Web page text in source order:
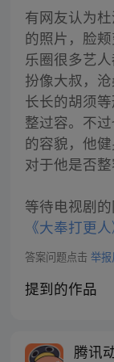
有网友认为
的照片，脸
乐圈很多艺
扮像大叔，
长长的胡须
整过容。不
的容貌，他
对于他是否整
等待电视剧
《大奉打更人
答案问题点击 举
提到的作品
腾讯